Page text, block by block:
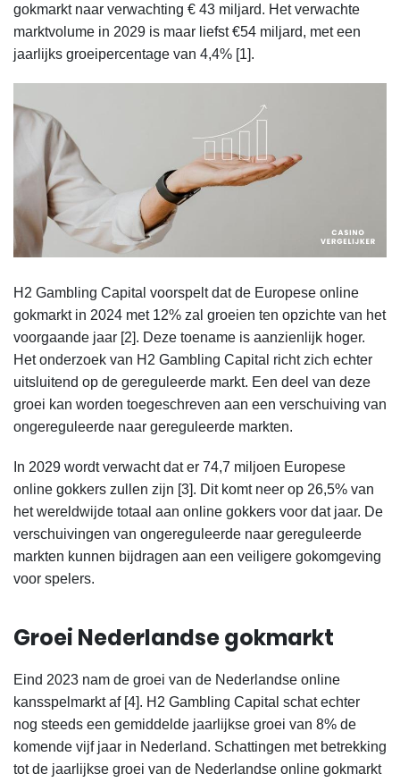
gokmarkt naar verwachting € 43 miljard. Het verwachte
marktvolume in 2029 is maar liefst €54 miljard, met een
jaarlijks groeipercentage van 4,4% [1].
H2 Gambling Capital voorspelt dat de Europese online
gokmarkt in 2024 met 12% zal groeien ten opzichte van het
voorgaande jaar [2]. Deze toename is aanzienlijk hoger.
Het onderzoek van H2 Gambling Capital richt zich echter
uitsluitend op de gereguleerde markt. Een deel van deze
groei kan worden toegeschreven aan een verschuiving van
ongereguleerde naar gereguleerde markten.
In 2029 wordt verwacht dat er 74,7 miljoen Europese
online gokkers zullen zijn [3]. Dit komt neer op 26,5% van
het wereldwijde totaal aan online gokkers voor dat jaar. De
verschuivingen van ongereguleerde naar gereguleerde
markten kunnen bijdragen aan een veiligere gokomgeving
voor spelers.
Groei Nederlandse gokmarkt
Eind 2023 nam de groei van de Nederlandse online
kansspelmarkt af [4]. H2 Gambling Capital schat echter
nog steeds een gemiddelde jaarlijkse groei van 8% de
komende vijf jaar in Nederland. Schattingen met betrekking
tot de jaarlijkse groei van de Nederlandse online gokmarkt